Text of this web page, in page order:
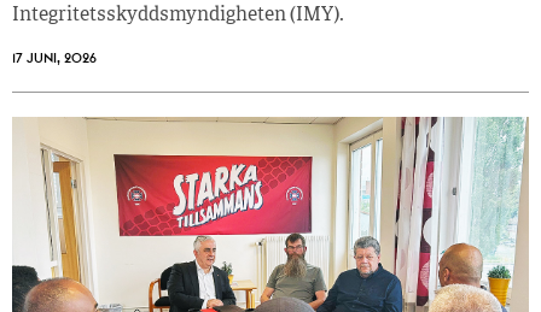
Integritetsskyddsmyndigheten (IMY).
17 JUNI, 2026